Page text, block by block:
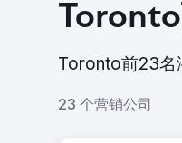
Toronto前23名
23 个营销公司